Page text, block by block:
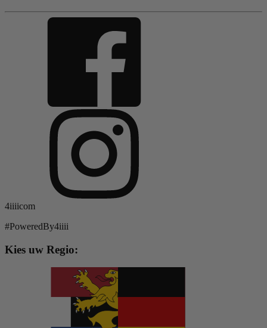
4iiiicom
#PoweredBy4iiii
Kies uw Regio: